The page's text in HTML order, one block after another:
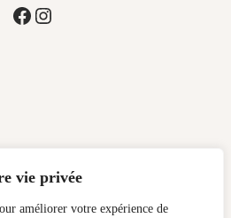
vie privée
améliorer votre expérience de
Facebook
Instagram